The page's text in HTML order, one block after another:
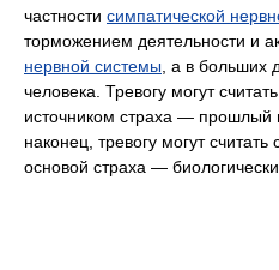
частности симпатической
торможением деятельности и
нервной системы , а в больших
человека. Тревогу могут
источником страха — прошлый
наконец, тревогу могут
основой страха —